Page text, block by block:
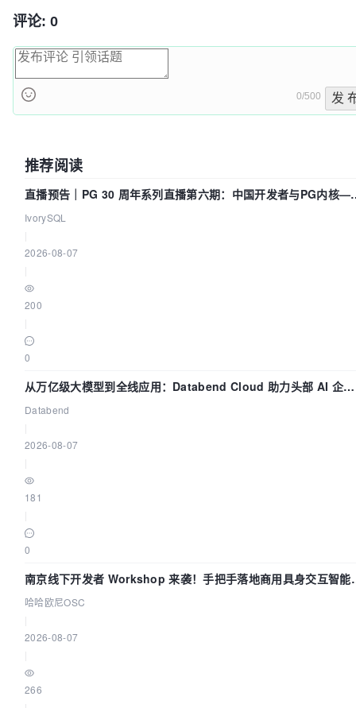
评论: 0
0/500 发
推荐阅读
直播预告｜PG 30 周年系列直播第六期：中国开发者与PG内核
我们改得动吗？我们贡献了什么？
IvorySQL
2026-08-07
200
0
从万亿级大模型到全线应用：Databend Cloud 助力头部 AI 企业
构建全链路 Trace 数据管道
Databend
2026-08-07
181
0
南京线下开发者 Workshop 来袭！手把手落地商用具身交互智能
Agent 应用
哈哈欧尼OSC
2026-08-07
266